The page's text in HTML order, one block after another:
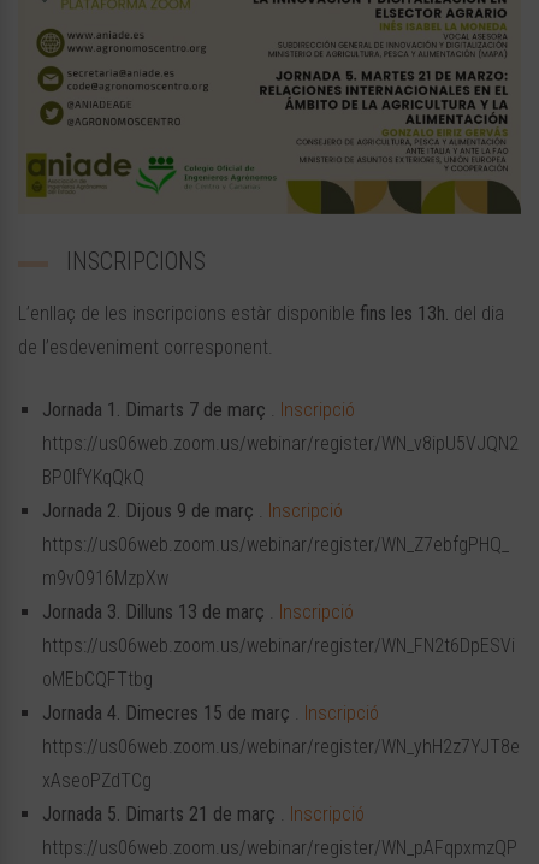
INSCRIPCIONS
L’enllaç de les inscripcions estàr disponible fins les 13h. del dia
de l’esdeveniment corresponent.
Jornada 1. Dimarts 7 de març
Inscripció
https://us06web.zoom.us/webinar/register/WN_v8ipU5VJQN2
BP0IfYKqQkQ
Jornada 2. Dijous 9 de març
Inscripció
https://us06web.zoom.us/webinar/register/WN_Z7ebfgPHQ_
m9vO916MzpXw
Jornada 3. Dilluns 13 de març
Inscripció
https://us06web.zoom.us/webinar/register/WN_FN2t6DpESVi
oMEbCQFTtbg
Jornada 4. Dimecres 15 de març
Inscripció
https://us06web.zoom.us/webinar/register/WN_yhH2z7YJT8e
xAseoPZdTCg
Jornada 5. Dimarts 21 de març
Inscripció
https://us06web.zoom.us/webinar/register/WN_pAFqpxmzQP